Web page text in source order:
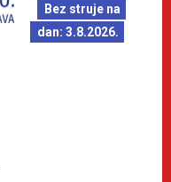
Bez struje na
dan: 3.8.2026.